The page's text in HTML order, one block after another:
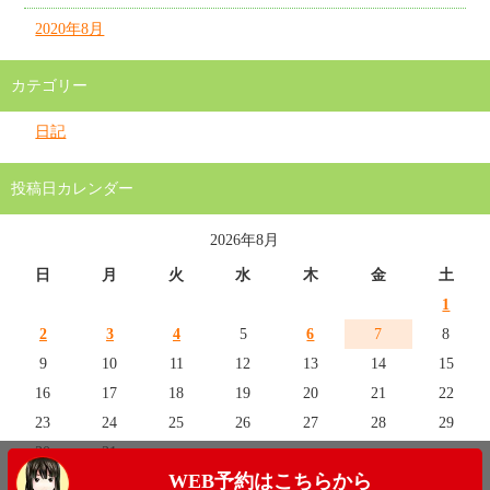
WEB予約はこちらから
2020年8月
カテゴリー
日記
投稿日カレンダー
2026年8月
日 月 火 水 木 金 土
1
2
3 4 5 6 7
8
9
10 11 12 13 14
15
16
17 18 19 20 21
22
23
24 25 26 27 28
29
30
31